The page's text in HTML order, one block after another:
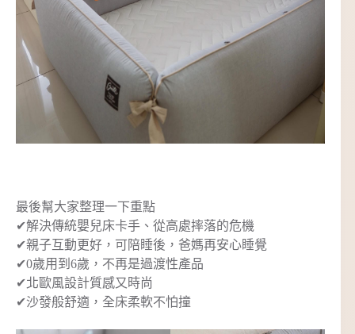
最後幫大家整理一下重點
✔解決傳統嬰兒床卡手、從高處摔落的危機
✔親子互動更好，可陪睡後，爸媽再安心睡覺
✔0歲用到6歲，不再是過渡性產品
✔北歐風設計質感又時尚
✔沙發般舒適，全床柔軟不怕撞